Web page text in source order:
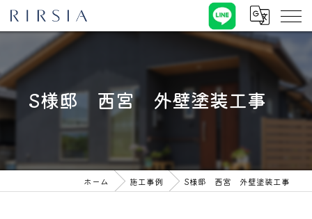
S様邸 西宮 外壁塗装工事
ホーム 施工事例 S様邸 西宮 外壁塗装工事